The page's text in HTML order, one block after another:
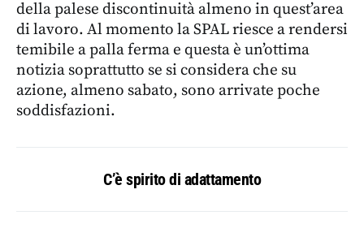
della palese discontinuità almeno in quest’area
di lavoro. Al momento la SPAL riesce a rendersi
temibile a palla ferma e questa è un’ottima
notizia soprattutto se si considera che su
azione, almeno sabato, sono arrivate poche
soddisfazioni.
C’è spirito di adattamento